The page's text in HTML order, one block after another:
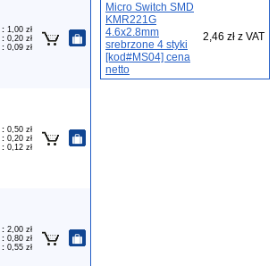
: 1,00 zł
: 0,20 zł
: 0,09 zł
: 0,50 zł
: 0,20 zł
: 0,12 zł
: 2,00 zł
: 0,80 zł
: 0,55 zł
Micro Switch SMD
KMR221G
4.6x2.8mm
srebrzone 4 styki
[kod#MS04] cena
netto
2,46 zł z VAT